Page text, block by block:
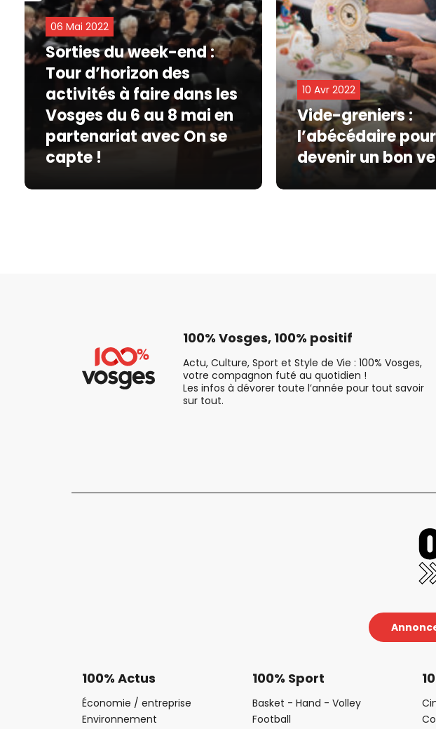
06 Mai 2022
Sorties du week-end :
Tour d’horizon des
activités à faire dans les
Vosges du 6 au 8 mai en
partenariat avec On se
capte !
10 Avr 2022
Vide-greniers :
l’abécédaire pour
devenir un bon
100% Vosges, 100% positif
Actu, Culture, Sport et Style de Vie : 100% Vosges,
votre compagnon futé au quotidien !
Les infos à dévorer toute l’année pour tout savoir
sur tout.
100% Actus
Économie / entreprise
Environnement
100% Sport
Basket - Hand - Volley
Football